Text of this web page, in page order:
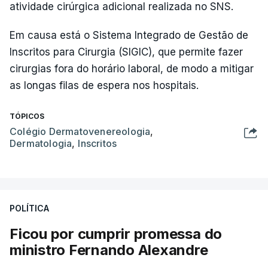
atividade cirúrgica adicional realizada no SNS.
Em causa está o Sistema Integrado de Gestão de
Inscritos para Cirurgia (SIGIC), que permite fazer
cirurgias fora do horário laboral, de modo a mitigar
as longas filas de espera nos hospitais.
TÓPICOS
Colégio Dermatovenereologia,
Dermatologia, Inscritos
POLÍTICA
Ficou por cumprir promessa do
ministro Fernando Alexandre